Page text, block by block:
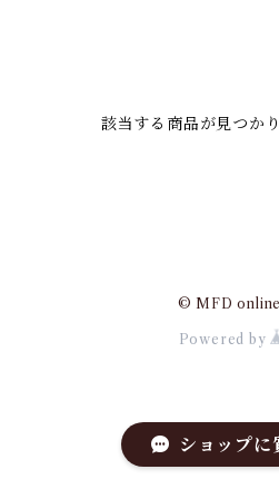
該当する商品が見つか
© MFD
Powered by
ショップに